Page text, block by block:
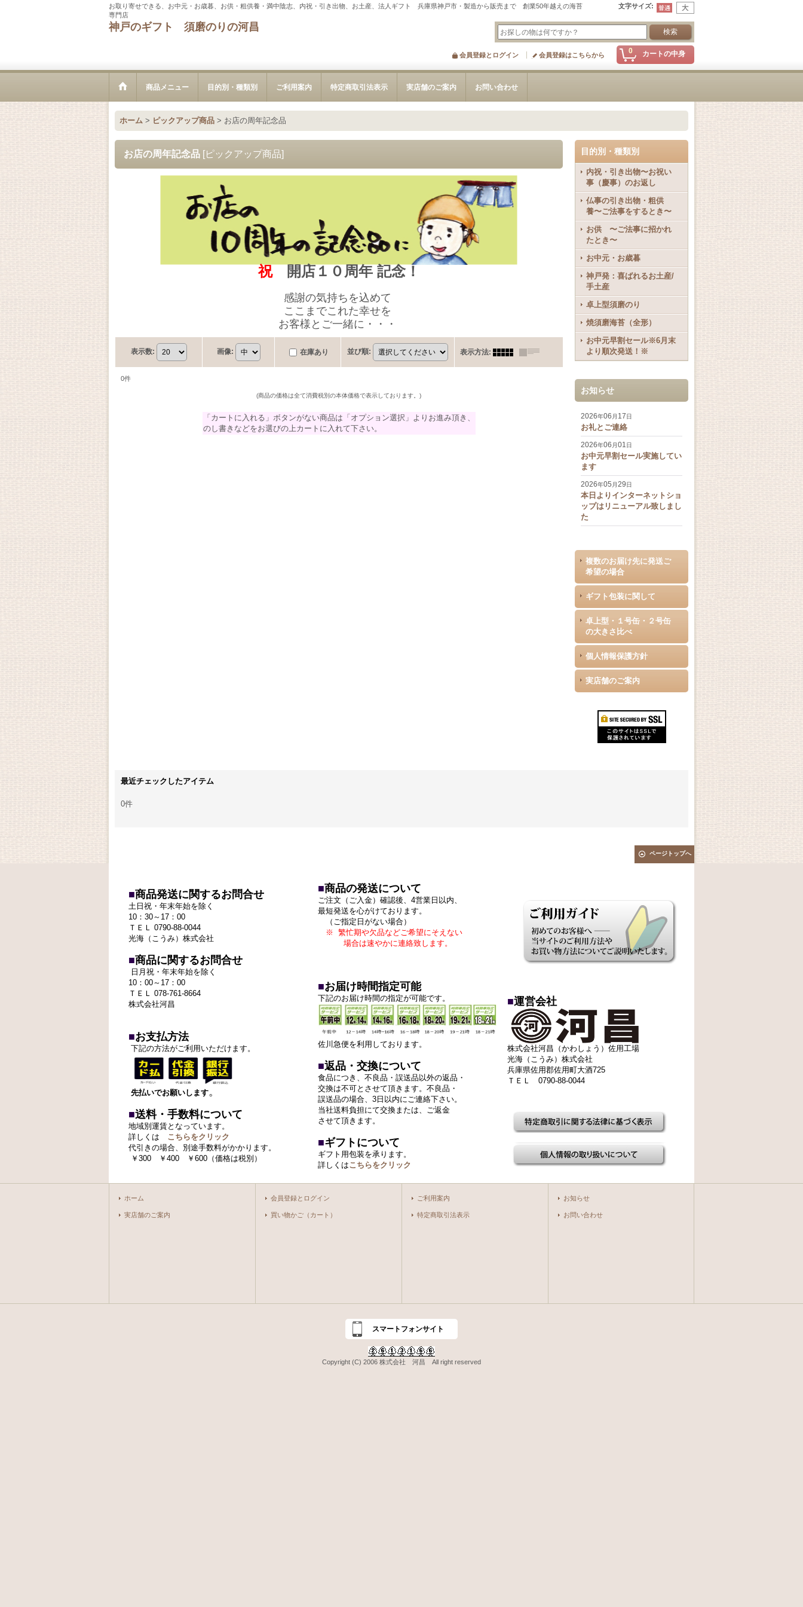
お取り寄せできる、お中元・お歳暮、お供・粗供養・満中陰志、内祝・引き出物、お土産、法人ギフト 兵庫県神戸市・製造から販売まで 創業50年越えの海苔
専門店
文字サイズ:
神戸のギフト 須磨のりの河昌
0 カートの中身
会員登録とログイン 会員登録はこちらから
商品メニュー 目的別・種類別 ご利用案内 特定商取引法表示 実店舗のご案内 お問い合わせ
ホーム > ピックアップ商品 > お店の周年記念品
お店の周年記念品 [ピックアップ商品]
祝開店１０周年 記念！
感謝の気持ちを込めて
ここまでこれた幸せを
お客様とご一緒に・・・
表示数: 画像: 在庫あり 並び順: 表示方法:
0件
(商品の価格は全て消費税別の本体価格で表示しております。)
「カートに入れる」ボタンがない商品は「オプション選択」よりお進み頂き、
のし書きなどをお選びの上カートに入れて下さい。
目的別・種類別
内祝・引き出物〜お祝い
事（慶事）のお返し
仏事の引き出物・粗供
養〜ご法事をするとき〜
お供 〜ご法事に招かれ
たとき〜
お中元・お歳暮
神戸発：喜ばれるお土産/
手土産
卓上型須磨のり
焼須磨海苔（全形）
お中元早割セール※6月末
より順次発送！※
お知らせ
2026年06 月 17日
お礼とご連絡
2026年06 月01日
お中元早割セール実施してい
ます
2026年05 月29日
本日よりインターネットショ
ップはリニューアル致しまし
た
複数のお届け先に発送ご
希望の場合
ギフト包装に関して
卓上型・１号缶・２号缶
の大きさ比べ
個人情報保護方針
実店舗のご案内
最近チェックしたアイテム
0件
ページトップへ
■商品発送に関するお問合せ
土日祝・年末年始を除く
10：30～17：00
ＴＥＬ 0790-88-0044
光海（こうみ）株式会社
■商品に関するお問合せ
日月祝・年末年始を除く
10：00～17：00
ＴＥＬ 078-761-8664
株式会社河昌
■お支払方法
下記の方法がご利用いただけます。
先払いでお願いします。
■送料・手数料について
地域別運賃となっています。
詳しくは
こちらをクリック
代引きの場合、別途手数料がかかります。
￥300 ￥400 ￥600 （価格は税別）
■商品の発送について
ご注文（ご入金）確認後、4営業日以内、
最短発送を心がけております。
（ご指定日がない場合）
※ 繁忙期や欠品などご希望にそえない
場合は速やかに連絡致します。
■お届け時間指定可能
下記のお届け時間の指定が可能です。
佐川急便を利用しております。
■返品・交換について
食品につき、不良品・誤送品以外の返品・
交換は不可とさせて頂きます。不良品・
誤送品の場合、3日以内にご連絡下さい。
当社送料負担にて交換または、ご返金
させて頂きます。
■ギフトについて
ギフト用包装を承ります。
詳しくはこちらをクリック
■運営会社
株式会社河昌（かわしょう）佐用工場
光海（こうみ）株式会社
兵庫県佐用郡佐用町大酒725
ＴＥＬ 0790-88-0044
ホーム
実店舗のご案内
会員登録とログイン
買い物かご（カート）
ご利用案内
特定商取引法表示
お知らせ
お問い合わせ
スマートフォンサイト
Copyright (C) 2006 株式会社 河昌 All right reserved